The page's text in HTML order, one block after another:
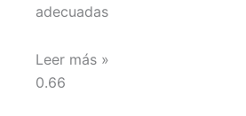
adecuadas
Leer más »